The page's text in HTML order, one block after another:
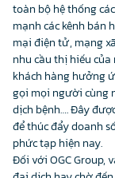
toàn bộ hệ thống
mạnh các kênh bán
mại điện tử, mạng
nhu cầu thị hiếu
khách hàng hưởng
gọi mọi người cùng
dịch bệnh…. Đây
để thúc đẩy doanh
phức tạp hiện nay.
Đối với OGC Group,